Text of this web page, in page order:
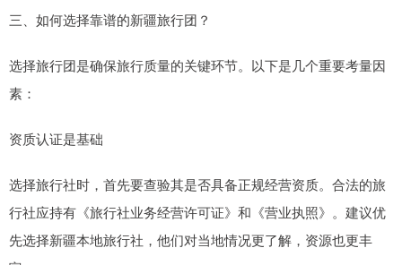
三、如何选择靠谱的新疆旅行团？
选择旅行团是确保旅行质量的关键环节。以下是几个重要考量因
素：
资质认证是基础
选择旅行社时，首先要查验其是否具备正规经营资质。合法的旅
行社应持有《旅行社业务经营许可证》和《营业执照》。建议优
先选择新疆本地旅行社，他们对当地情况更了解，资源也更丰